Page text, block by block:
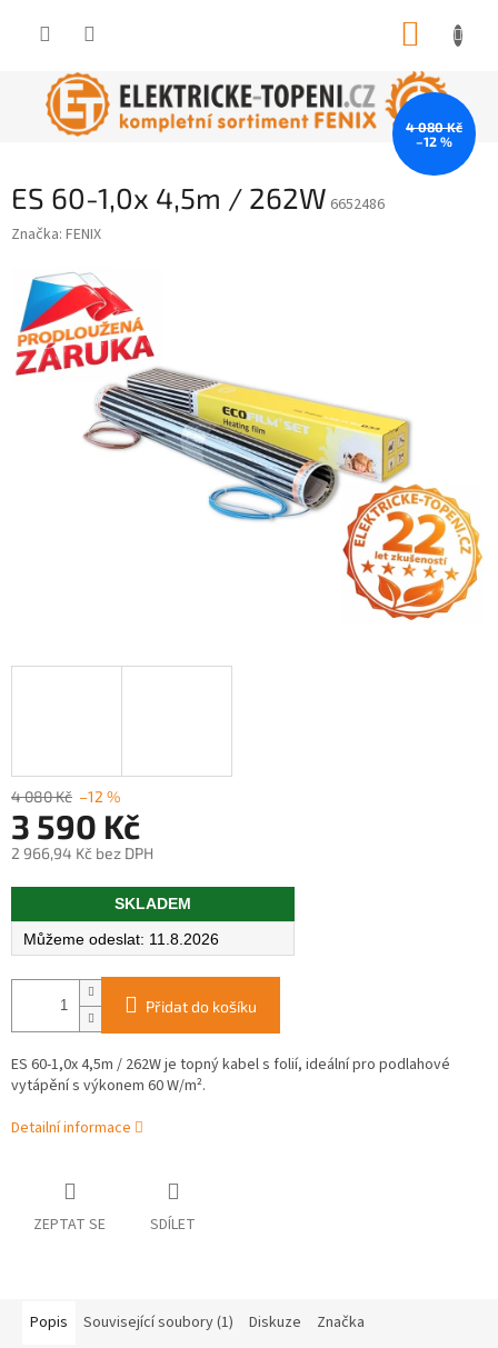
ES 60-1,0x 4,5m / 262W 6652486
Značka: FENIX
4 080 Kč
–12 %
4 080 Kč –12 %
3 590 Kč
2 966,94 Kč bez DPH
Měrná
SKLADEM
11.8.2026
Přidat do košíku
ES 60-1,0x 4,5m / 262W je topný kabel s folií, ideální pro podlahové
vytápění s výkonem 60 W/m².
Detailní informace
ZEPTAT SE SDÍLET
Popis Související soubory (1) Diskuze Značka